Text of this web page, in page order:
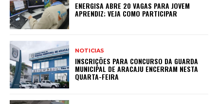
ENERGISA ABRE 20 VAGAS PARA JOVEM
APRENDIZ; VEJA COMO PARTICIPAR
NOTICIAS
INSCRIÇÕES PARA CONCURSO DA GUARDA
MUNICIPAL DE ARACAJU ENCERRAM NESTA
QUARTA-FEIRA